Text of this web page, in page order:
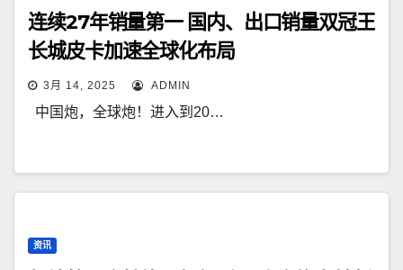
连续27年销量第一 国内、出口销量双冠王
长城皮卡加速全球化布局
3月 14, 2025 ADMIN
中国炮，全球炮！进入到20…
资讯